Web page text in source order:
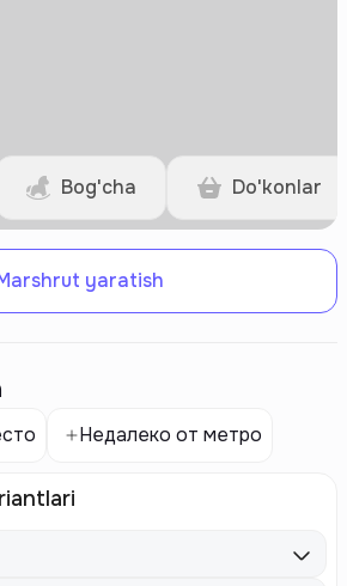
Bog'cha Do'konlar
yaratish
Недалеко от метро